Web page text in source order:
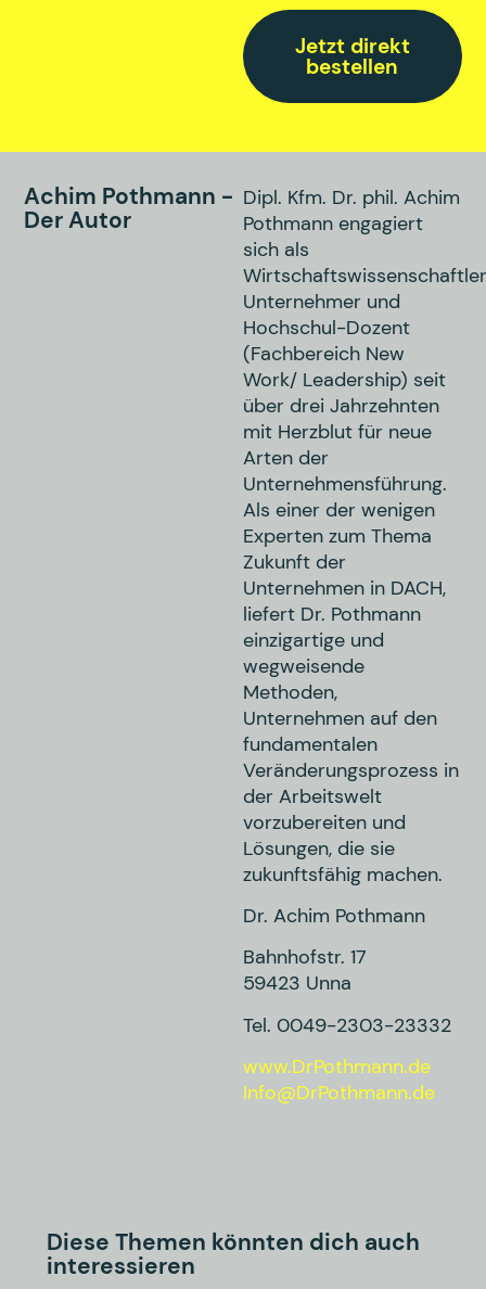
Jetzt direkt
bestellen
Achim Pothmann -
Der Autor
Dipl. Kfm. Dr. phil. Achim
Pothmann engagiert
sich als
Unternehmer und
Hochschul-Dozent
(Fachbereich New
Work/ Leadership) seit
über drei Jahrzehnten
mit Herzblut für neue
Arten der
Unternehmensführung.
Als einer der wenigen
Experten zum Thema
Zukunft der
Unternehmen in DACH,
liefert Dr. Pothmann
einzigartige und
wegweisende
Methoden,
Unternehmen auf den
fundamentalen
Veränderungsprozess in
der Arbeitswelt
vorzubereiten und
Lösungen, die sie
zukunftsfähig machen.
Dr. Achim Pothmann
Bahnhofstr. 17
59423 Unna
Tel. 0049-2303-23332
www.DrPothmann.de
Info@DrPothmann.de
Diese Themen könnten dich auch
interessieren